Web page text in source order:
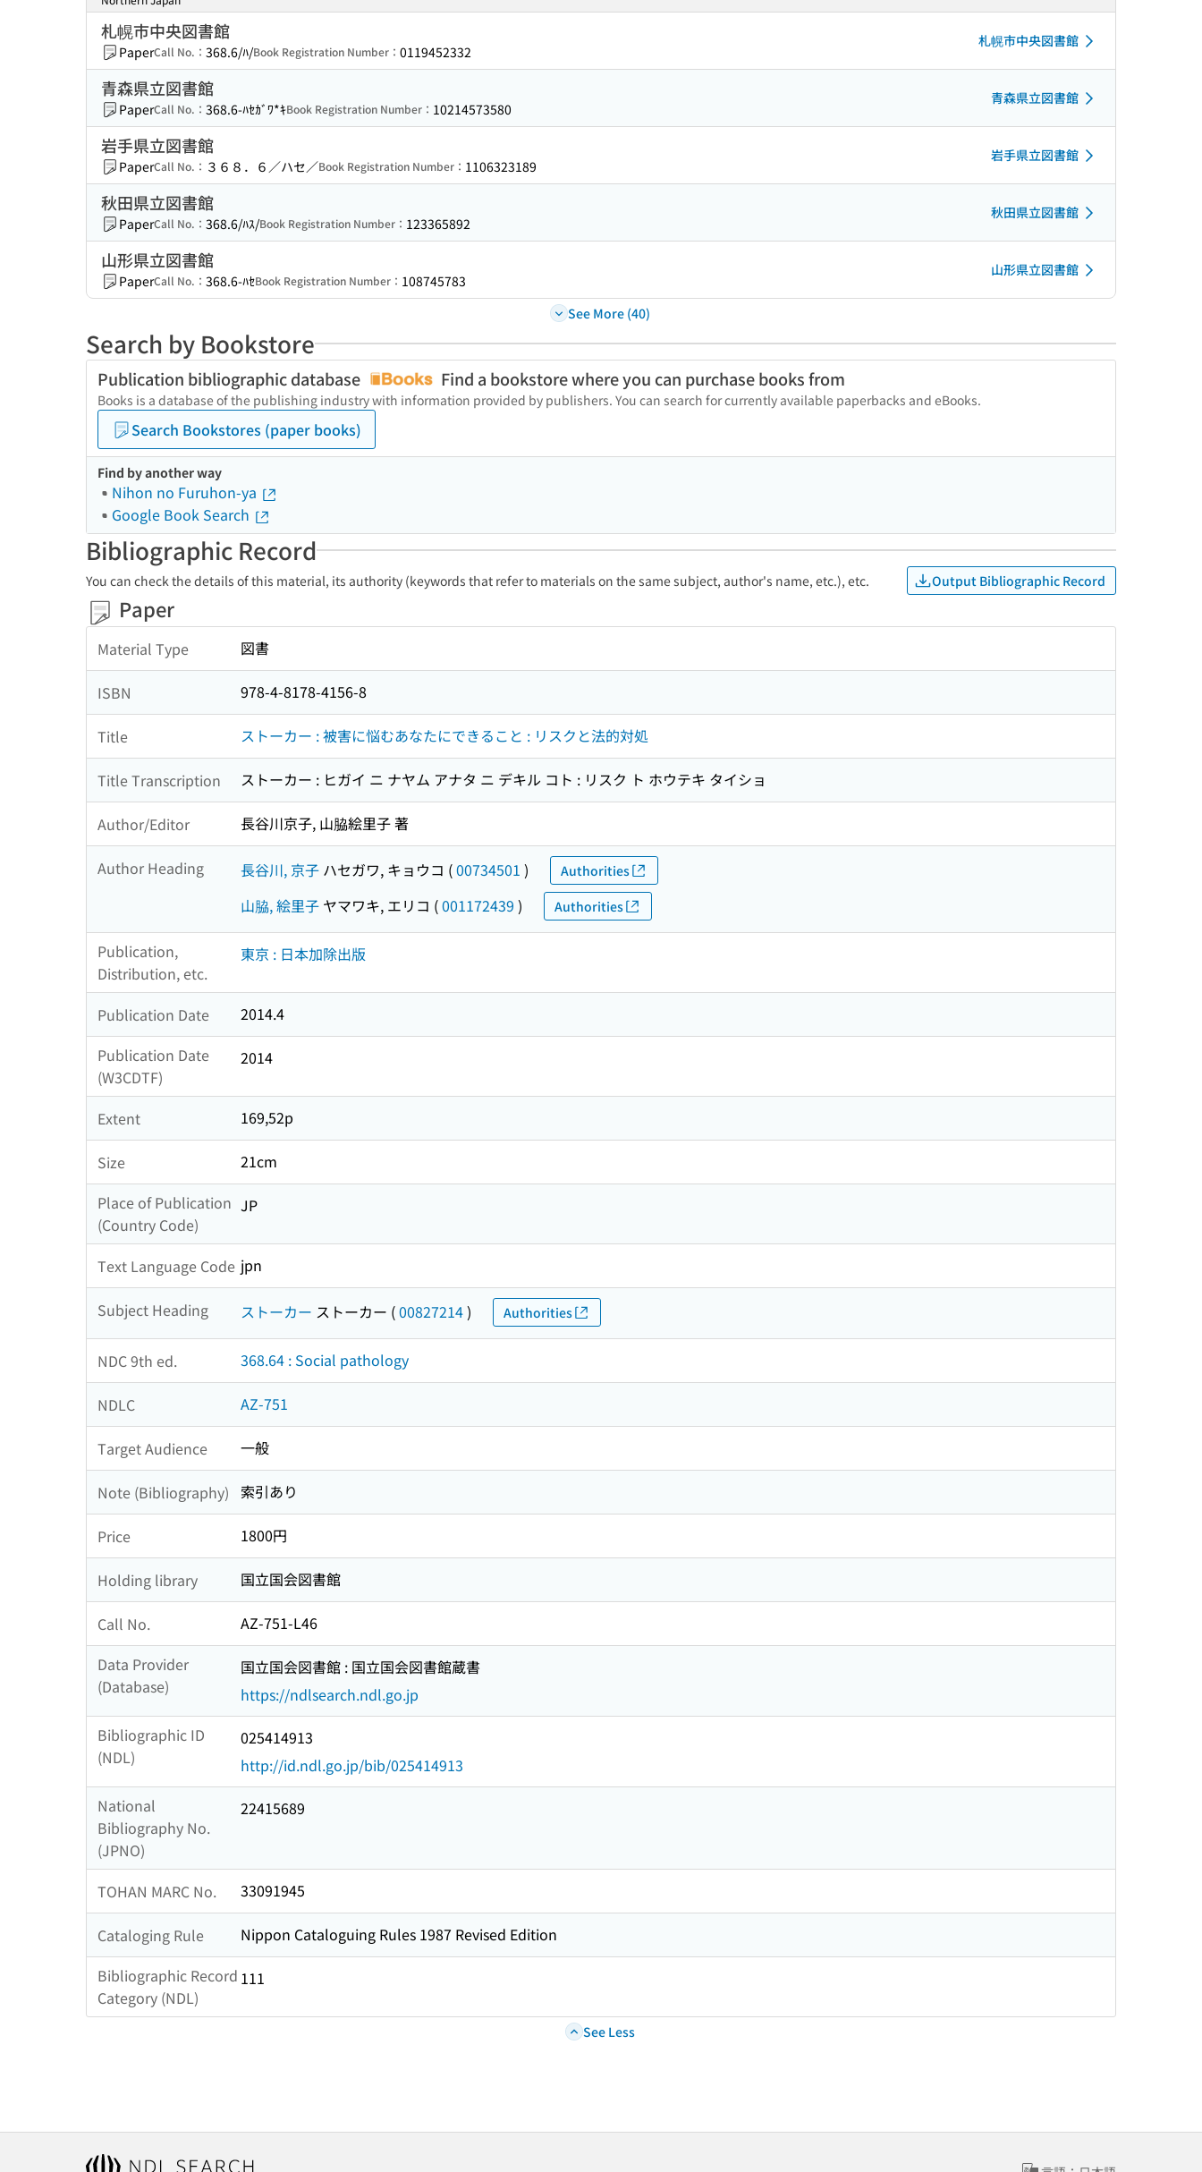
札幌市中央図書館
PaperCall No.： 368.6/ﾊ/Book Registration Number： 0119452332
札幌市中央図書館
青森県立図書館
PaperCall No.： 368.6-ﾊｾｶﾞﾜ*ｷBook Registration Number： 10214573580
青森県立図書館
岩手県立図書館
PaperCall No.： ３６８．６／ハセ／Book Registration Number： 1106323189
岩手県立図書館
秋田県立図書館
PaperCall No.： 368.6/ﾊｽ/Book Registration Number： 123365892
秋田県立図書館
山形県立図書館
PaperCall No.： 368.6-ﾊｾBook Registration Number： 108745783
山形県立図書館
See More (40)
Search by Bookstore
Publication bibliographic database Find a bookstore where you can purchase books from
Books is a database of the publishing industry with information provided by publishers. You can search for currently available paperbacks and eBooks.
Search Bookstores (paper books)
Find by another way
Nihon no Furuhon-ya
Google Book Search
Bibliographic Record
You can check the details of this material, its authority (keywords that refer to materials on the same subject, author's name, etc.), etc. Output Bibliographic Record
Paper
Material Type 図書
ISBN 978-4-8178-4156-8
Title ストーカー : 被害に悩むあなたにできること : リスクと法的対処
Title Transcription ストーカー : ヒガイ ニ ナヤム アナタ ニ デキル コト : リスク ト ホウテキ タイショ
Author/Editor 長谷川京子, 山脇絵里子 著
Author Heading 長谷川, 京子 ハセガワ, キョウコ (00734501 ) Authorities
山脇, 絵里子 ヤマワキ, エリコ (001172439 ) Authorities
Publication,
Distribution, etc.
東京 : 日本加除出版
Publication Date
2014.4
Publication Date
(W3CDTF)
2014
Extent 169,52p
Size
21cm
Place of Publication
(Country Code)
JP
Text Language Code jpn
Subject Heading ストーカー ストーカー (00827214) Authorities
NDC 9th ed. 368.64 : Social pathology
NDLC AZ-751
Target Audience 一般
Note (Bibliography) 索引あり
Price 1800円
Holding library 国立国会図書館
Call No.
AZ-751-L46
Data Provider
(Database)
国立国会図書館 : 国立国会図書館蔵書
https://ndlsearch.ndl.go.jp
Bibliographic ID
(NDL)
025414913
http://id.ndl.go.jp/bib/025414913
National
Bibliography No.
(JPNO)
22415689
TOHAN MARC No. 33091945
Cataloging Rule
Nippon Cataloguing Rules 1987 Revised Edition
Bibliographic Record
Category (NDL)
111
See Less